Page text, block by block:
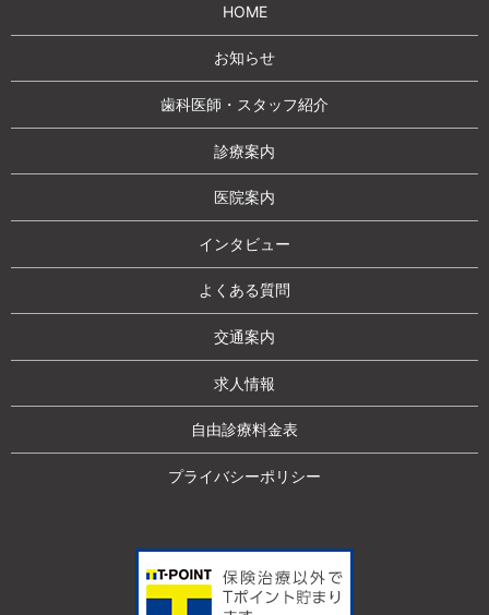
HOME
お知らせ
歯科医師・スタッフ紹介
診療案内
医院案内
インタビュー
よくある質問
交通案内
求人情報
自由診療料金表
プライバシーポリシー